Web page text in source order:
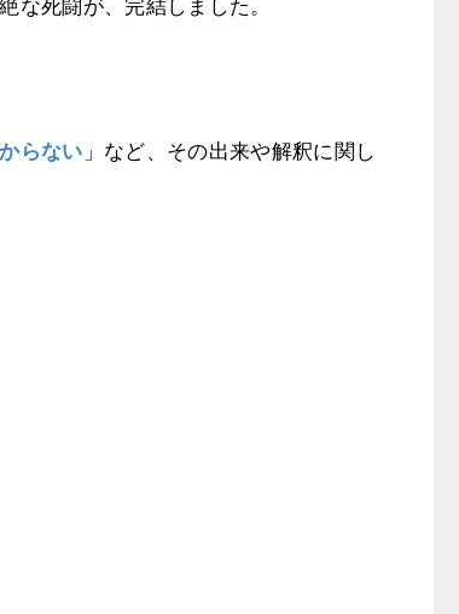
な死闘が、完結しました。
らない 」など、その出来や解釈に関し